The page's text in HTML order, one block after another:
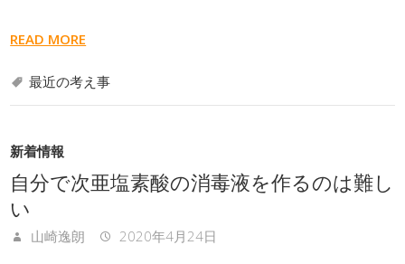
READ MORE
最近の考え事
新着情報
自分で次亜塩素酸の消毒液を作るのは難し
い
山崎逸朗 2020年4月24日